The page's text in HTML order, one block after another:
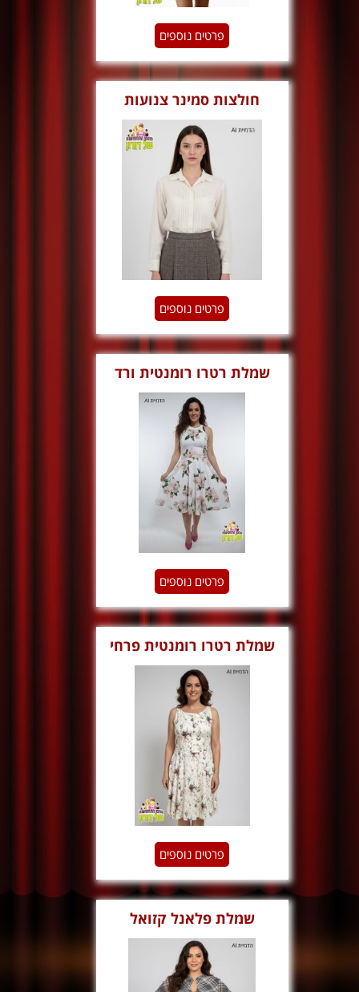
פרטים נוספים
חולצות סמינר צנועות
שמרניות וינטג'
פרטים נוספים
שמלת רטרו רומנטית ורד
בהיר
פרטים נוספים
‏‏שמלת רטרו רומנטית פרחי
ורדים
פרטים נוספים
שמלת פלאנל קזואל
משובצת וינטג